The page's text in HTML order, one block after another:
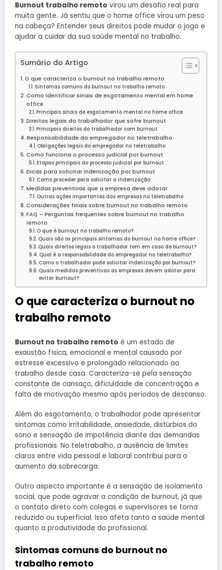
Burnout trabalho remoto virou um desafio real para
muita gente. Já sentiu que o home office virou um peso
na cabeça? Entender seus direitos pode mudar o jogo e
ajudar a cuidar da sua saúde mental no trabalho.
Sumário do Artigo
O que caracteriza o burnout no trabalho remoto
Sintomas comuns do burnout no trabalho remoto
Como identificar sinais de esgotamento mental em home
office
Principais sinais de esgotamento mental no home office
Direitos legais do trabalhador que sofre burnout
Principais direitos do trabalhador com burnout
Responsabilidade do empregador no teletrabalho
Obrigações legais do empregador no teletrabalho
Como funciona o processo judicial por burnout
Etapas principais do processo judicial por burnout
Dicas para solicitar indenização por burnout
Como proceder para solicitar a indenização
Medidas preventivas que a empresa deve adotar
Outras ações importantes das empresas no teletrabalho
Considerações finais sobre burnout no trabalho remoto
FAQ – Perguntas frequentes sobre burnout no trabalho
remoto
O que é burnout no trabalho remoto?
Quais são os principais sintomas do burnout no home office?
Quais direitos legais o trabalhador tem em caso de burnout?
Qual é a responsabilidade do empregador no teletrabalho?
Como o trabalhador pode solicitar indenização por burnout?
Quais medidas preventivas as empresas devem adotar para
evitar burnout?
O que caracteriza o burnout no
trabalho remoto
Burnout no trabalho remoto é um estado de
exaustão física, emocional e mental causado por
estresse excessivo e prolongado relacionado ao
trabalho desde casa. Caracteriza-se pela sensação
constante de cansaço, dificuldade de concentração e
falta de motivação mesmo após períodos de descanso.
Além do esgotamento, o trabalhador pode apresentar
sintomas como irritabilidade, ansiedade, distúrbios do
sono e sensação de impotência diante das demandas
profissionais. No teletrabalho, a ausência de limites
claros entre vida pessoal e laboral contribui para o
aumento da sobrecarga.
Outro aspecto importante é a sensação de isolamento
social, que pode agravar a condição de burnout, já que
o contato direto com colegas e supervisores se torna
reduzido ou superficial. Isso afeta tanto a saúde mental
quanto a produtividade do profissional.
Sintomas comuns do burnout no
trabalho remoto